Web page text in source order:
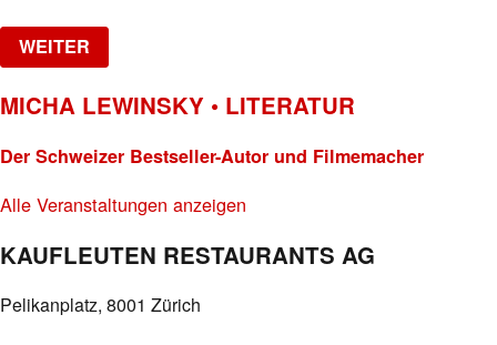
WEITER
MICHA LEWINSKY • LITERATUR
Der Schweizer Bestseller-Autor und Filmemacher
Alle Veranstaltungen anzeigen
KAUFLEUTEN RESTAURANTS AG
Pelikanplatz, 8001 Zürich